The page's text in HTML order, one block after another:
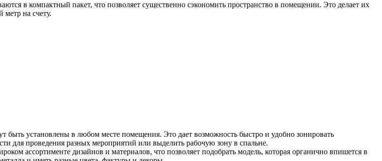
в компактный пакет, что позволяет существенно сэкономить пространство в помещении. Это делает их
на счету.
быть установлены в любом месте помещения. Это дает возможность быстро и удобно зонировать
для проведения разных мероприятий или выделить рабочую зону в спальне.
ассортименте дизайнов и материалов, что позволяет подобрать модель, которая органично впишется в